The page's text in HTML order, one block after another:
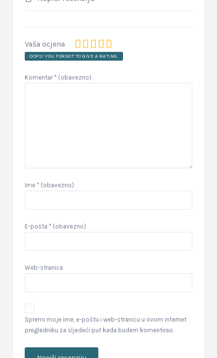
Vaša ocjena
OOPS! YOU FORGOT TO GIVE A RATING.
Komentar* (obavezno)
Ime * (obavezno)
E-pošta * (obavezno)
Web-stranica
Spremi moje ime, e-poštu i web-stranicu u ovom internet
pregledniku za sljedeći put kada budem komentirao.